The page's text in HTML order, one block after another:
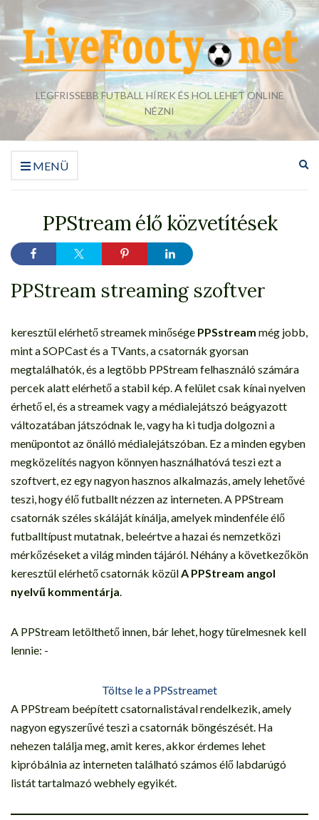
LEGFRISSEBB FUTBALL HÍREK ÉS HOL LEHET ONLINE
NÉZNI
MENÜ
PPStream élő közvetítések
PPStream streaming szoftver
keresztül elérhető streamek minősége PPSstream még jobb,
mint a SOPCast és a TVants, a csatornák gyorsan
megtalálhatók, és a legtöbb PPStream felhasználó számára
percek alatt elérhető a stabil kép. A felület csak kínai nyelven
érhető el, és a streamek vagy a médialejátszó beágyazott
változatában játszódnak le, vagy ha ki tudja dolgozni a
menüpontot az önálló médialejátszóban. Ez a minden egyben
megközelítés nagyon könnyen használhatóvá teszi ezt a
szoftvert, ez egy nagyon hasznos alkalmazás, amely lehetővé
teszi, hogy élő futballt nézzen az interneten. A PPStream
csatornák széles skáláját kínálja, amelyek mindenféle élő
futballtípust mutatnak, beleértve a hazai és nemzetközi
mérkőzéseket a világ minden tájáról. Néhány a következőkön
keresztül elérhető csatornák közül A PPStream angol
nyelvű kommentárja
A PPStream letölthető innen, bár lehet, hogy türelmesnek kell
lennie: -
Töltse le a PPSstreamet
A PPStream beépített csatornalistával rendelkezik, amely
nagyon egyszerűvé teszi a csatornák böngészését. Ha
nehezen találja meg, amit keres, akkor érdemes lehet
kipróbálnia az interneten található számos élő labdarúgó
listát tartalmazó webhely egyikét.